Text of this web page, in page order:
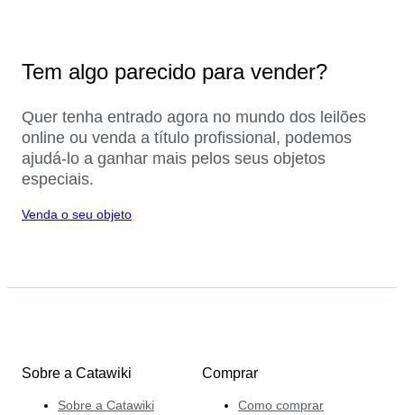
Tem algo parecido para vender?
Quer tenha entrado agora no mundo dos leilões
online ou venda a título profissional, podemos
ajudá-lo a ganhar mais pelos seus objetos
especiais.
Venda o seu objeto
Sobre a Catawiki
Sobre a Catawiki
Comprar
Como comprar